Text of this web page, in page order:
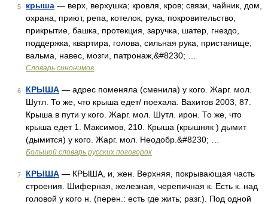
5 крыша — верх, верхушка; кровля, кров; связи, чайник, дом,
охрана, приют, репа, котелок, рука, покровительство,
прикрытие, башка, протекция, заручка, шатер, гнездо,
поддержка, квартира, голова, сильная рука, пристанище,
вальма, навес, мозги, патронаж,&#8230; …
Словарь синонимов
6 КРЫША — адрес поменяла (сменила) у кого. Жарг. мол.
Шутл. То же, что крыша едет/ поехала. Вахитов 2003, 87.
Крыша в пути у кого. Жарг. мол. Шутл. ирон. То же, что
крыша едет 1. Максимов, 210. Крыша (крышняк ) дымит
(дымится) у кого. Жарг. мол. Неодобр.&#8230; …
Большой словарь русских поговорок
7 КРЫША — КРЫША, и, жен. Верхняя, покрывающая часть
строения. Шиферная, железная, черепичная к. Есть к. над
головой у кого н. (перен.: есть где жить; разг.). Под одной